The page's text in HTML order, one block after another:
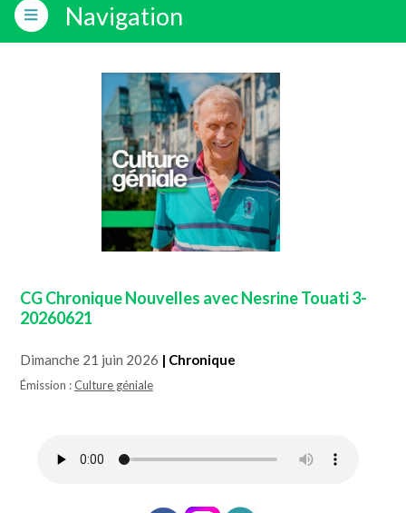
Navigation
CG Chronique Nouvelles avec Nesrine Touati 3-
20260621
Dimanche 21 juin 2026 | Chronique
Émission :Culture géniale